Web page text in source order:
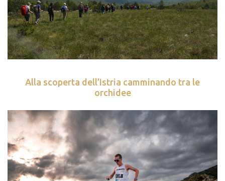
Alla scoperta dell’Istria camminando tra le
orchidee